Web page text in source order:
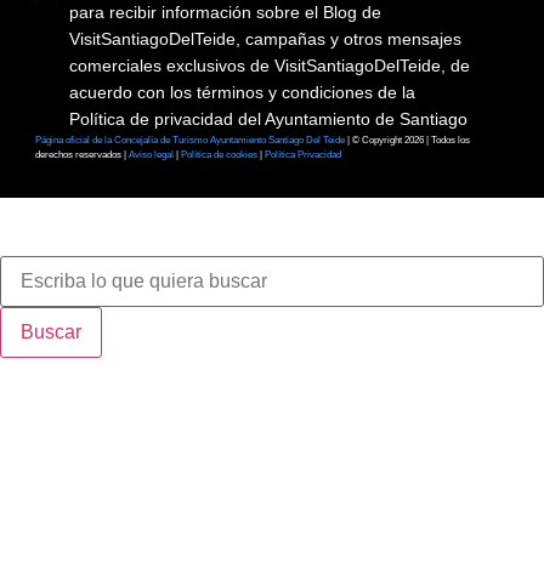
para recibir información sobre el Blog de
VisitSantiagoDelTeide, campañas y otros mensajes
comerciales exclusivos de VisitSantiagoDelTeide, de
acuerdo con los términos y condiciones de la
Política de privacidad del Ayuntamiento de Santiago
del Teide.
Página oficial de la Concejalía de Turismo Ayuntamiento Santiago Del Teide | © Copyright 2026 | Todos los
derechos reservados | Aviso legal | Política de cookies | Política Privacidad
Buscar